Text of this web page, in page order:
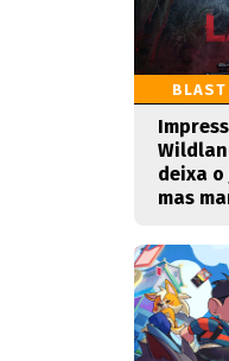
deixa
mas